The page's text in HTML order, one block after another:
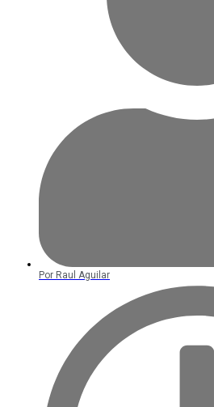
Por Raul Aguilar